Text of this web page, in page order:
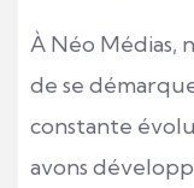
À Néo Médias,
de se
constante
avons